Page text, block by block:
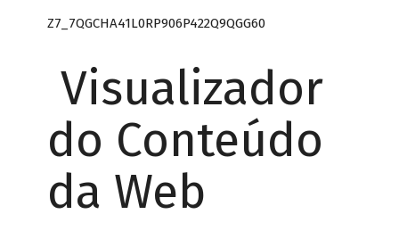
Z7_7QGCHA41L0RP906P422Q9QGG60
Visualizador
do Conteúdo
da Web